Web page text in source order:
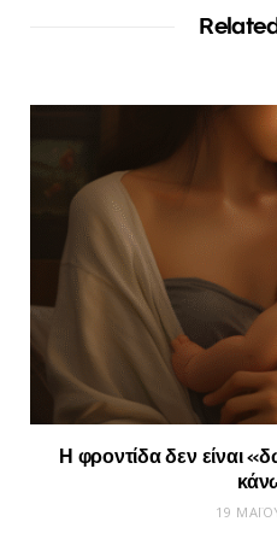
Η φροντίδα δεν είναι
19